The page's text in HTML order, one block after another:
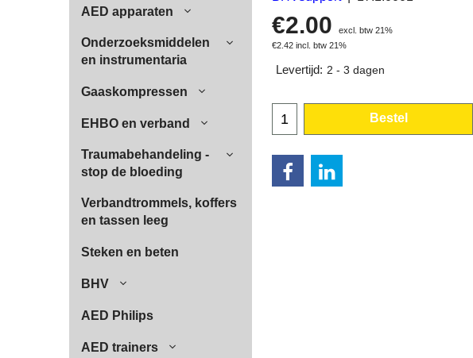
AED apparaten
Onderzoeksmiddelen
en instrumentaria
Gaaskompressen
EHBO en verband
Traumabehandeling -
stop de bloeding
Verbandtrommels, koffers
en tassen leeg
Steken en beten
BHV
AED Philips
AED trainers
€2.00
excl. btw 21%
€2.42 incl. btw 21%
Levertijd: 2 - 3 dagen
Bestel